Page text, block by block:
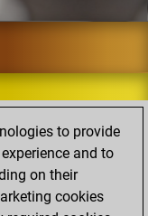
to provide
and to
on their
cookies